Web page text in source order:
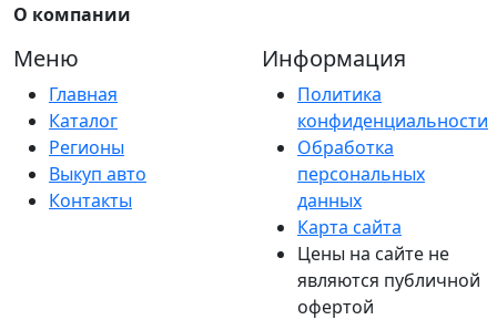
О компании
Меню
Главная
Каталог
Регионы
Выкуп авто
Контакты
Информация
Политика
конфиденциальности
Обработка
персональных
данных
Карта сайта
Цены на сайте не
являются публичной
офертой